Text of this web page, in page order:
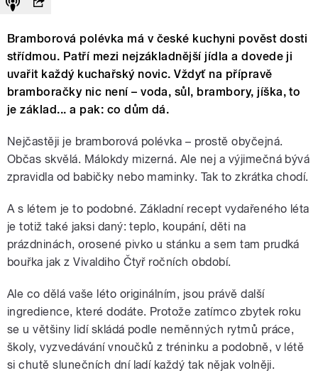
Bramborová polévka má v české kuchyni pověst dosti
střídmou. Patří mezi nejzákladnější jídla a dovede ji
uvařit každý kuchařský novic. Vždyť na přípravě
bramboračky nic není – voda, sůl, brambory, jíška, to
je základ... a pak: co dům dá.
Nejčastěji je bramborová polévka – prostě obyčejná.
Občas skvělá. Málokdy mizerná. Ale nej a výjimečná bývá
zpravidla od babičky nebo maminky. Tak to zkrátka chodí.
A s létem je to podobné. Základní recept vydařeného léta
je totiž také jaksi daný: teplo, koupání, děti na
prázdninách, orosené pivko u stánku a sem tam prudká
bouřka jak z Vivaldiho Čtyř ročních období.
Ale co dělá vaše léto originálním, jsou právě další
ingredience, které dodáte. Protože zatímco zbytek roku
se u většiny lidí skládá podle neměnných rytmů práce,
školy, vyzvedávání vnoučků z tréninku a podobně, v létě
si chutě slunečních dní ladí každý tak nějak volněji.